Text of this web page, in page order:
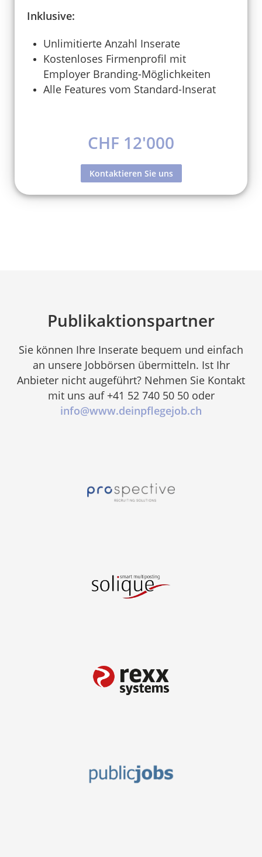
Inklusive:
Unlimitierte Anzahl Inserate
Kostenloses Firmenprofil mit
Employer Branding-Möglichkeiten
Alle Features vom Standard-Inserat
CHF 12'000
Kontaktieren Sie uns
Publikaktionspartner
Sie können Ihre Inserate bequem und einfach
an unsere Jobbörsen übermitteln. Ist Ihr
Anbieter nicht augeführt? Nehmen Sie Kontakt
mit uns auf +41 52 740 50 50 oder
info@www.deinpflegejob.ch